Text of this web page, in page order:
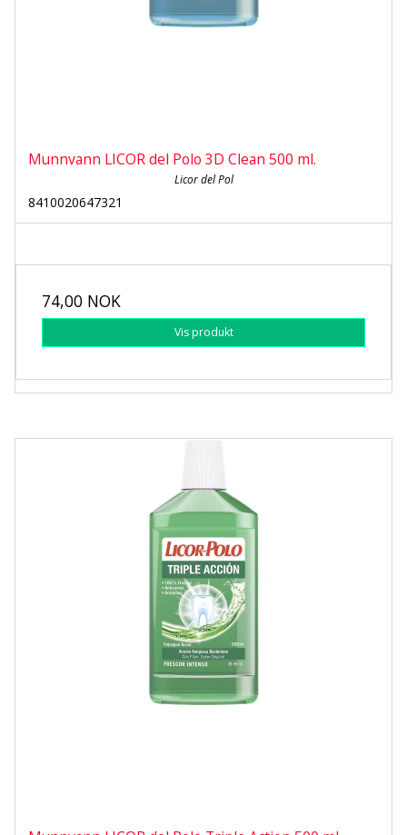
Munnvann LICOR del Polo 3D Clean 500 ml.
Licor del Pol
8410020647321
74,00 NOK
Vis produkt